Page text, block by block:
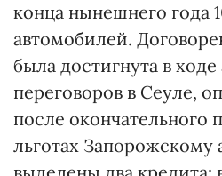
конца нынешнего года
автомобилей.
была достигнута в ходе
переговоров в Сеуле,
после окончательного
льготах Запорожскому